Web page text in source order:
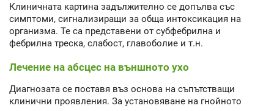
Клиничната картина задължително се допълва със
симптоми, сигнализиращи за обща интоксикация на
организма. Те са представени от субфебрилна и
фебрилна треска, слабост, главоболие и т.н.
Лечение на абсцес на външното ухо
Диагнозата се поставя въз основа на съпътстващи
клинични проявления. За установяване на гнойното